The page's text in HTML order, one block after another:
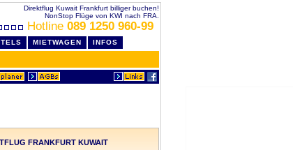
Direktflug Kuwait Frankfurt billiger buchen!
NonStop Flüge von KWI nach FRA.
Hotline 089 1250 960-99
MIETWAGEN INFOS
FRANKFURT KUWAIT